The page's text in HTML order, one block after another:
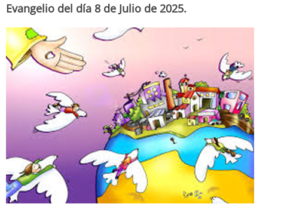
Evangelio del día 8 de Julio de 2025.